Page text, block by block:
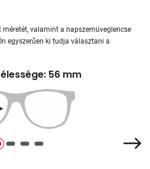
méretét, valamint a napszemüveglencse
egyszerűen ki tudja választani a
56 mm